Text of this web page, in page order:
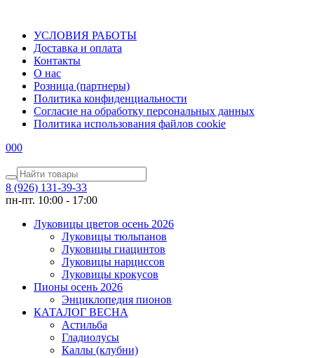
УСЛОВИЯ РАБОТЫ
Доставка и оплата
Контакты
О наc
Розница (партнеры)
Политика конфиденциальности
Согласие на обработку персональных данных
Политика использования файлов сookie
000
8 (926) 131-39-33
пн-пт. 10:00 - 17:00
Луковицы цветов осень 2026
Луковицы тюльпанов
Луковицы гиацинтов
Луковицы нарциссов
Луковицы крокусов
Пионы осень 2026
Энциклопедия пионов
КАТАЛОГ ВЕСНА
Астильба
Гладиолусы
Каллы (клубни)